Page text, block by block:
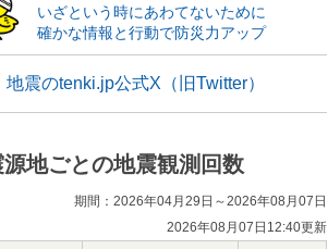
いざという時にあわてないために
確かな情報と行動で防災力アップ
地震のtenki.jp公式X（旧Twitter）
源地ごとの地震観測回数
期間：2026年04月29日～2026年08月07日
2026年08月07日12:40更新